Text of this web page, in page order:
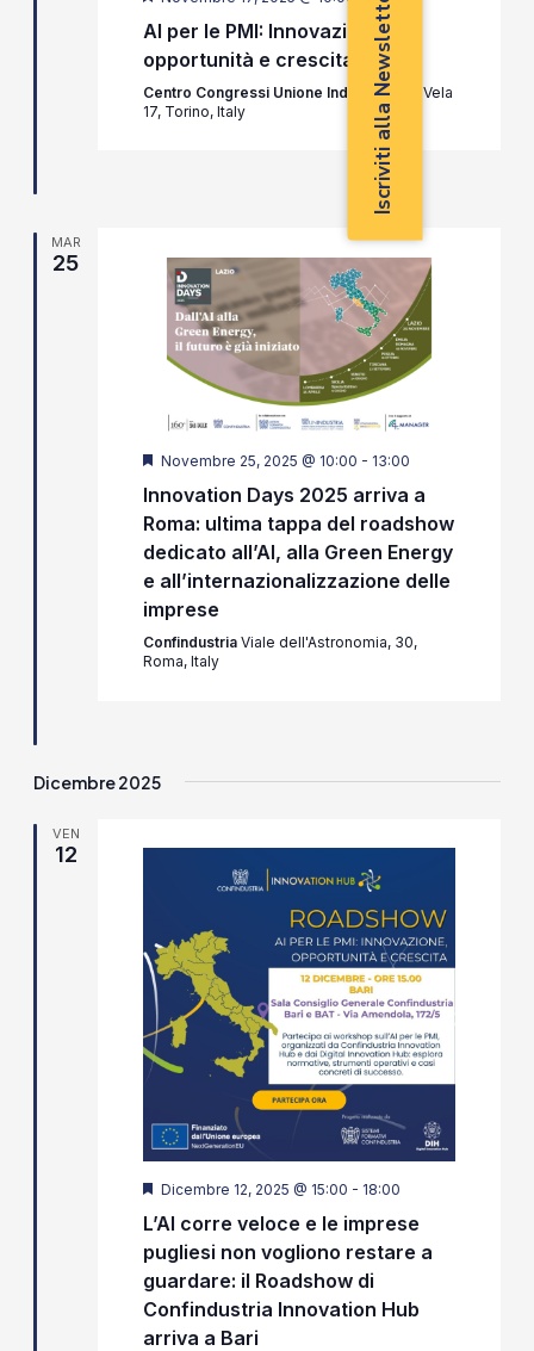
AI per le PMI: Innovazione,
opportunità e crescita
Centro Congressi Unione Industriali
Via Vela
17, Torino, Italy
MAR
25
Segnalati
Novembre 25, 2025 @ 10:00 - 13:00
Innovation Days 2025 arriva a
Roma: ultima tappa del roadshow
dedicato all’AI, alla Green Energy
e all’internazionalizzazione delle
imprese
Confindustria Viale dell'Astronomia, 30,
Roma, Italy
Dicembre 2025
VEN
12
Segnalati
Dicembre 12, 2025 @ 15:00 - 18:00
L’AI corre veloce e le imprese
pugliesi non vogliono restare a
guardare: il Roadshow di
Confindustria Innovation Hub
arriva a Bari
Iscriviti alla Newsletter